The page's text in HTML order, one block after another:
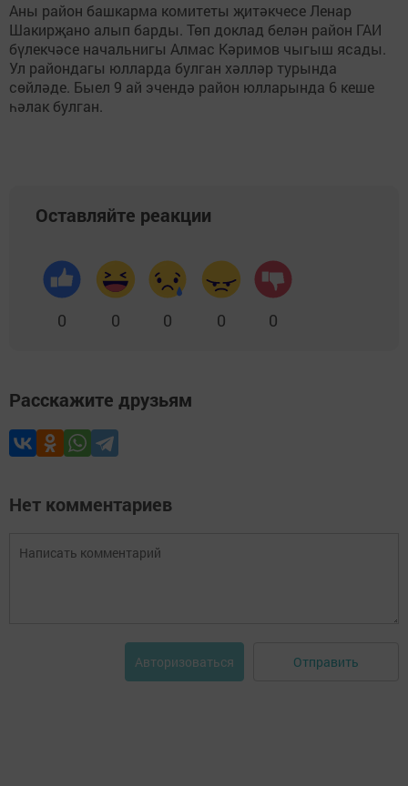
Аны район башкарма комитеты җитәкчесе Ленар
Шакирҗано алып барды. Төп доклад белән район ГАИ
бүлекчәсе начальнигы Алмас Кәримов чыгыш ясады.
Ул райондагы юлларда булган хәлләр турында
сөйләде. Быел 9 ай эчендә район юлларында 6 кеше
һәлак булган.
Оставляйте реакции
0 0 0 0 0
Расскажите друзьям
Нет комментариев
Авторизоваться Отправить